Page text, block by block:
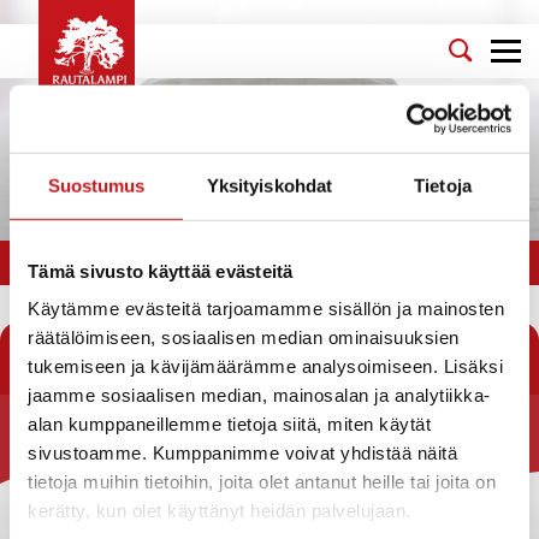
Suostumus Yksityiskohdat Tietoja
Tämä sivusto käyttää evästeitä
Käytämme evästeitä tarjoamamme sisällön ja mainosten
räätälöimiseen, sosiaalisen median ominaisuuksien
tukemiseen ja kävijämäärämme analysoimiseen. Lisäksi
jaamme sosiaalisen median, mainosalan ja analytiikka-
alan kumppaneillemme tietoja siitä, miten käytät
sivustoamme. Kumppanimme voivat yhdistää näitä
tietoja muihin tietoihin, joita olet antanut heille tai joita on
kerätty, kun olet käyttänyt heidän palvelujaan.
Olet tässä: Etusivu>Rautalammin lukio
Kuvataide
Rautalammin kunta
Yhteystiedot